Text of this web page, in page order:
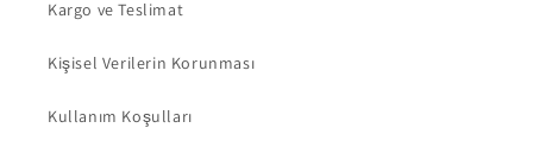
Kargo ve Teslimat
Kişisel Verilerin Korunması
Kullanım Koşulları